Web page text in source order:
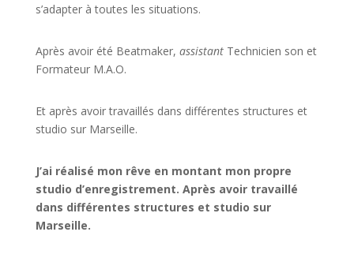
s’adapter à toutes les situations.
Après avoir été Beatmaker, assistant Technicien son et
Formateur M.A.O.
Et après avoir travaillés dans différentes structures et
studio sur Marseille.
J’ai réalisé mon rêve en montant mon propre
studio d’enregistrement. Après avoir travaillé
dans différentes structures et studio sur
Marseille.